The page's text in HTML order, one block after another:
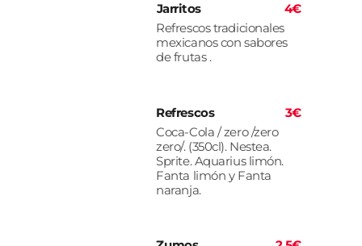
Jarritos
4€
Refrescos tradicionales
mexicanos con sabores
de frutas .
Refrescos
3€
Coca-Cola / zero /zero
zero/. (350cl). Nestea.
Sprite. Aquarius limón.
Fanta limón y Fanta
naranja.